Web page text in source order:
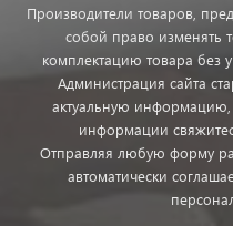
Производители товаров,
собой право изменять
комплектацию товара без
Администрация сайта
актуальную
информации
Отправляя любую форму
автоматически